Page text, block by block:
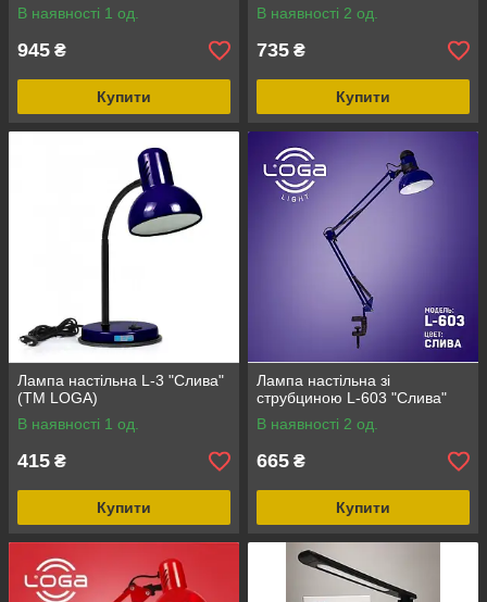
В наявності 1 од.
945 ₴
Купити
В наявності 2 од.
735 ₴
Купити
Лампа настільна L-3 "Слива"
(ТМ LOGA)
В наявності 1 од.
415 ₴
Купити
Лампа настільна зі
струбциною L-603 "Слива"
В наявності 2 од.
665 ₴
Купити